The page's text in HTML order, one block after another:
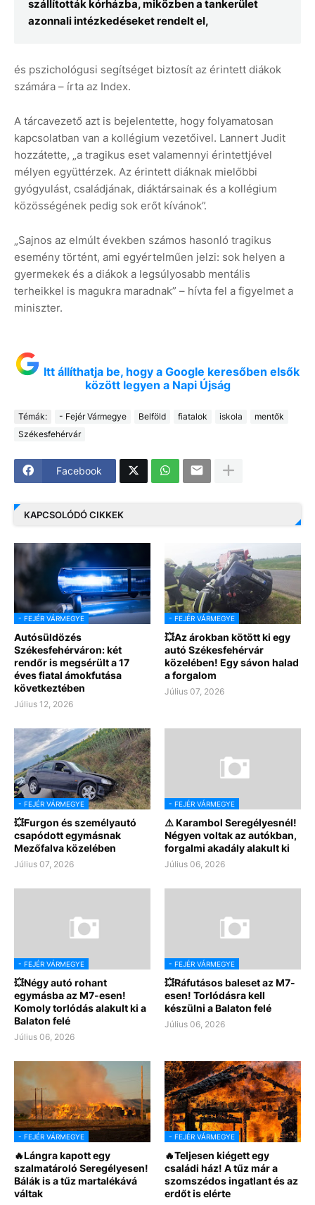
szállították kórházba, miközben a tankerület
azonnali intézkedéseket rendelt el,
és pszichológusi segítséget biztosít az érintett diákok
számára – írta az Index.
A tárcavezető azt is bejelentette, hogy folyamatosan
kapcsolatban van a kollégium vezetőivel. Lannert Judit
hozzátette, „a tragikus eset valamennyi érintettjével
mélyen együttérzek. Az érintett diáknak mielőbbi
gyógyulást, családjának, diáktársainak és a kollégium
közösségének pedig sok erőt kívánok”.
„Sajnos az elmúlt években számos hasonló tragikus
esemény történt, ami egyértelműen jelzi: sok helyen a
gyermekek és a diákok a legsúlyosabb mentális
terheikkel is magukra maradnak” – hívta fel a figyelmet a
miniszter.
Itt állíthatja be, hogy a Google keresőben elsők
között legyen a Napi Újság
Témák: - Fejér Vármegye Belföld fiatalok iskola
mentők
Székesfehérvár
Facebook
KAPCSOLÓDÓ CIKKEK
- FEJÉR VÁRMEGYE
Autósüldözés
Székesfehérváron: két
rendőr is megsérült a 17
éves fiatal ámokfutása
következtében
Július 12, 2026
- FEJÉR VÁRMEGYE
💥Az árokban kötött ki egy
autó Székesfehérvár
közelében! Egy sávon halad
a forgalom
Július 07, 2026
- FEJÉR VÁRMEGYE
💥Furgon és személyautó
csapódott egymásnak
Mezőfalva közelében
Július 07, 2026
- FEJÉR VÁRMEGYE
⚠️ Karambol Seregélyesnél!
Négyen voltak az autókban,
forgalmi akadály alakult ki
Július 06, 2026
- FEJÉR VÁRMEGYE
💥Négy autó rohant
egymásba az M7-esen!
Komoly torlódás alakult ki a
Balaton felé
Július 06, 2026
- FEJÉR VÁRMEGYE
💥Ráfutásos baleset az M7-
esen! Torlódásra kell
készülni a Balaton felé
Július 06, 2026
- FEJÉR VÁRMEGYE
🔥Lángra kapott egy
szalmatároló Seregélyesen!
Bálák is a tűz martalékává
váltak
- FEJÉR VÁRMEGYE
🔥Teljesen kiégett egy
családi ház! A tűz már a
szomszédos ingatlant és az
erdőt is elérte